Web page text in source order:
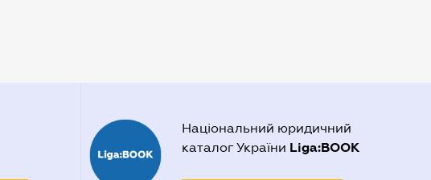
Національний юридичний
каталог України Liga:BOOK